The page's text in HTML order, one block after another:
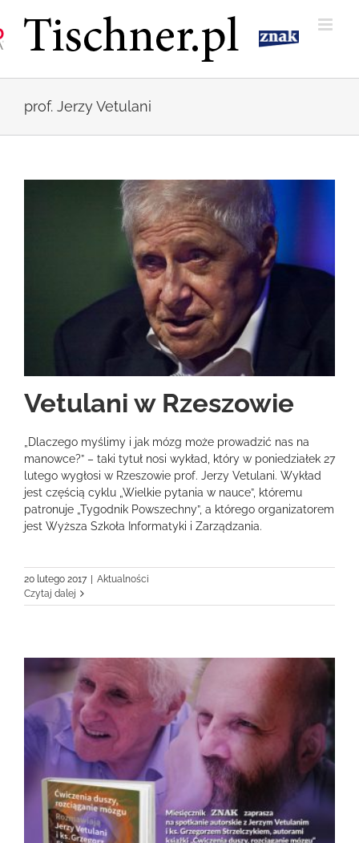
zawartości
prof. Jerzy Vetulani
Vetulani w Rzeszowie
„Dlaczego myślimy i jak mózg może prowadzić nas na
manowce?” – taki tytuł nosi wykład, który w poniedziałek 27
lutego wygłosi w Rzeszowie prof. Jerzy Vetulani. Wykład
jest częścią cyklu „Wielkie pytania w nauce”, któremu
patronuje „Tygodnik Powszechny”, a którego organizatorem
jest Wyższa Szkoła Informatyki i Zarządzania.
20 lutego 2017
Aktualności
Czytaj dalej